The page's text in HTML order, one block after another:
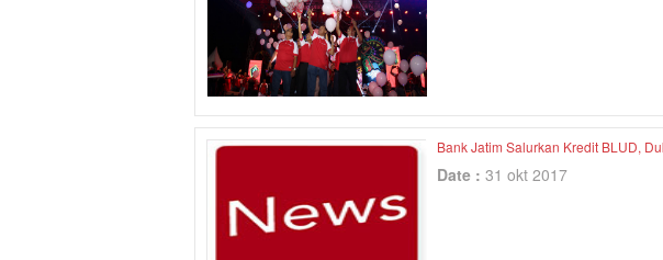
Bank Jatim Salurkan Kredit BLUD,
Date : 31 okt 2017